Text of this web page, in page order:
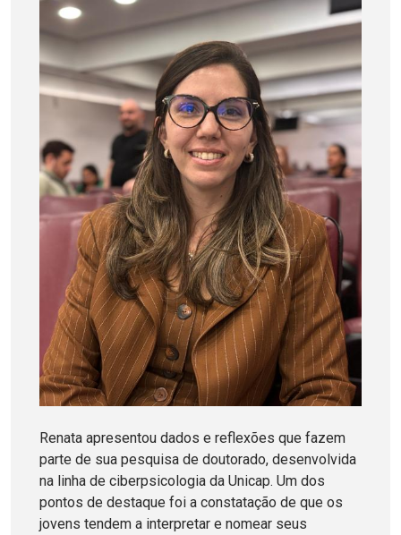
Renata apresentou dados e reflexões que fazem
parte de sua pesquisa de doutorado, desenvolvida
na linha de ciberpsicologia da Unicap. Um dos
pontos de destaque foi a constatação de que os
jovens tendem a interpretar e nomear seus